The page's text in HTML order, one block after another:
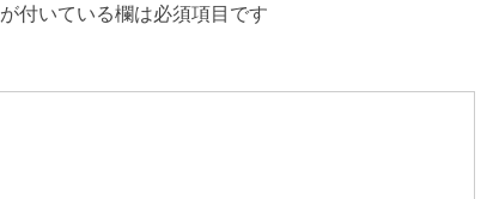
が付いている欄は必須項目です